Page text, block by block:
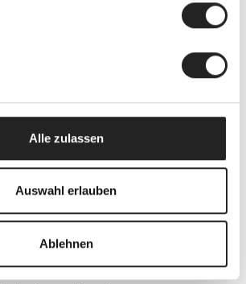
Alle zulassen
Auswahl erlauben
Ablehnen
um den Urlaub in Obergurgl
IM APARTMENT
Dinge des täglichen